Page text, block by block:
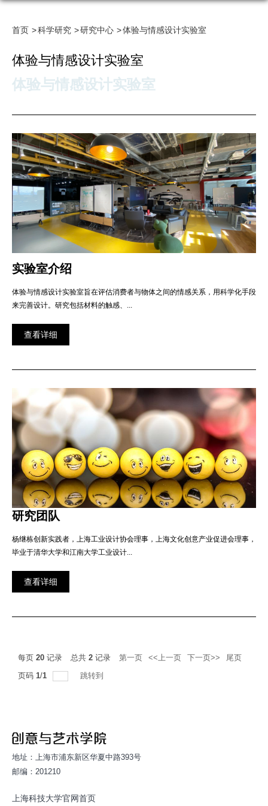
首页 科学研究 研究中心 体验与情感设计实验室
体验与情感设计实验室
体验与情感设计实验室
实验室介绍
体验与情感设计实验室旨在评估消费者与物体之间的情感关系，用科学化手段
来完善设计。研究包括材料的触感、...
查看详细
研究团队
杨继栋创新实践者，上海工业设计协会理事，上海文化创意产业促进会理事，
毕业于清华大学和江南大学工业设计...
查看详细
每页 20 记录 总共 2 记录 第一页 <<上一页 下一页>>
尾页
页码 1/1 跳转到
地址：上海市浦东新区华夏中路393号
邮编：201210
上海科技大学官网首页